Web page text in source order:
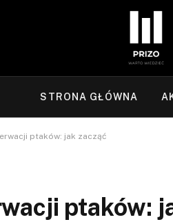
STRONA GŁÓWNA
ptaków: jak zacząć
ptaków: